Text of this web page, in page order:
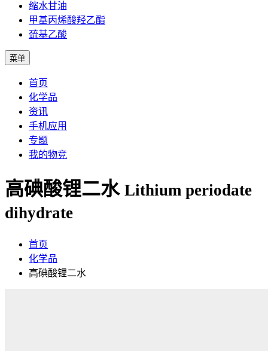
缩水甘油
甲基丙烯酸羟乙酯
巯基乙酸
菜单
首页
化学品
资讯
手机应用
专题
我的物竞
高碘酸锂二水 Lithium periodate
dihydrate
首页
化学品
高碘酸锂二水